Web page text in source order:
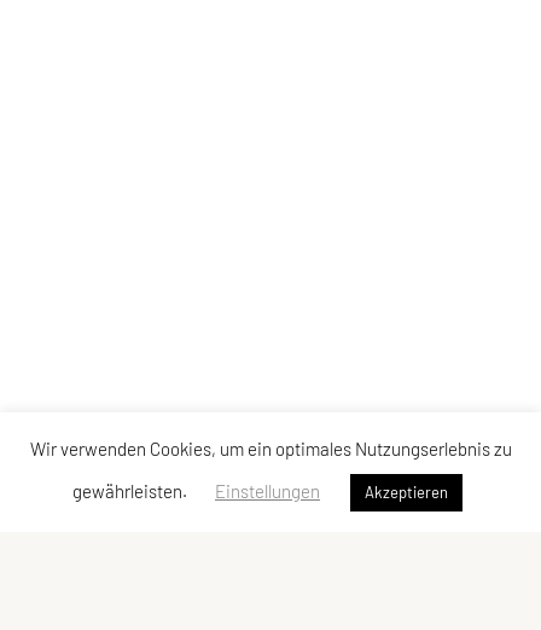
Wir verwenden Cookies, um ein optimales Nutzungserlebnis zu
gewährleisten.
Einstellungen Akzeptieren